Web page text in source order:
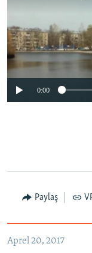
No
0:00
Paylaş
Aprel 20, 2017